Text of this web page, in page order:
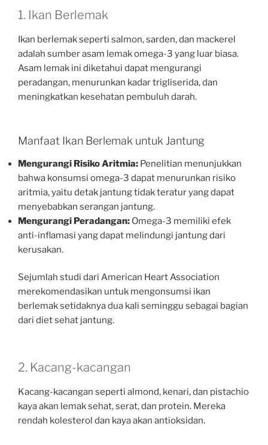
1. Ikan Berlemak
Ikan berlemak seperti salmon, sarden, dan mackerel
adalah sumber asam lemak omega-3 yang luar biasa.
Asam lemak ini diketahui dapat mengurangi
peradangan, menurunkan kadar trigliserida, dan
meningkatkan kesehatan pembuluh darah.
Manfaat Ikan Berlemak untuk Jantung
Mengurangi Risiko Aritmia: Penelitian menunjukkan
bahwa konsumsi omega-3 dapat menurunkan risiko
aritmia, yaitu detak jantung tidak teratur yang dapat
menyebabkan serangan jantung.
Mengurangi Peradangan: Omega-3 memiliki efek
anti-inflamasi yang dapat melindungi jantung dari
kerusakan.
Sejumlah studi dari American Heart Association
merekomendasikan untuk mengonsumsi ikan
berlemak setidaknya dua kali seminggu sebagai bagian
dari diet sehat jantung.
2. Kacang-kacangan
Kacang-kacangan seperti almond, kenari, dan pistachio
kaya akan lemak sehat, serat, dan protein. Mereka
rendah kolesterol dan kaya akan antioksidan.